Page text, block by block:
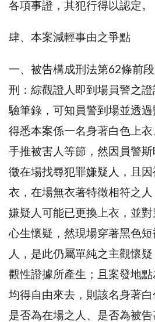
各項事證，其犯行得以認定。
肆、本案減輕事由之爭點
一、被告構成刑法第62條前
刑：綜觀證人即到場員警之
驗筆錄，可知員警到場並透
得悉本案係一名身著白色上
手推被害人等節，然因員警
徵在場找尋犯罪嫌疑人，且
衣，在場無衣著特徵相符之
嫌疑人可能已更換上衣，並
心生懷疑，然現場穿著黑色
人，是此仍屬單純之主觀懷
觀性證據所產生；且案發地
均得自由來去，則該名身著
是否為在場之人、是否為被